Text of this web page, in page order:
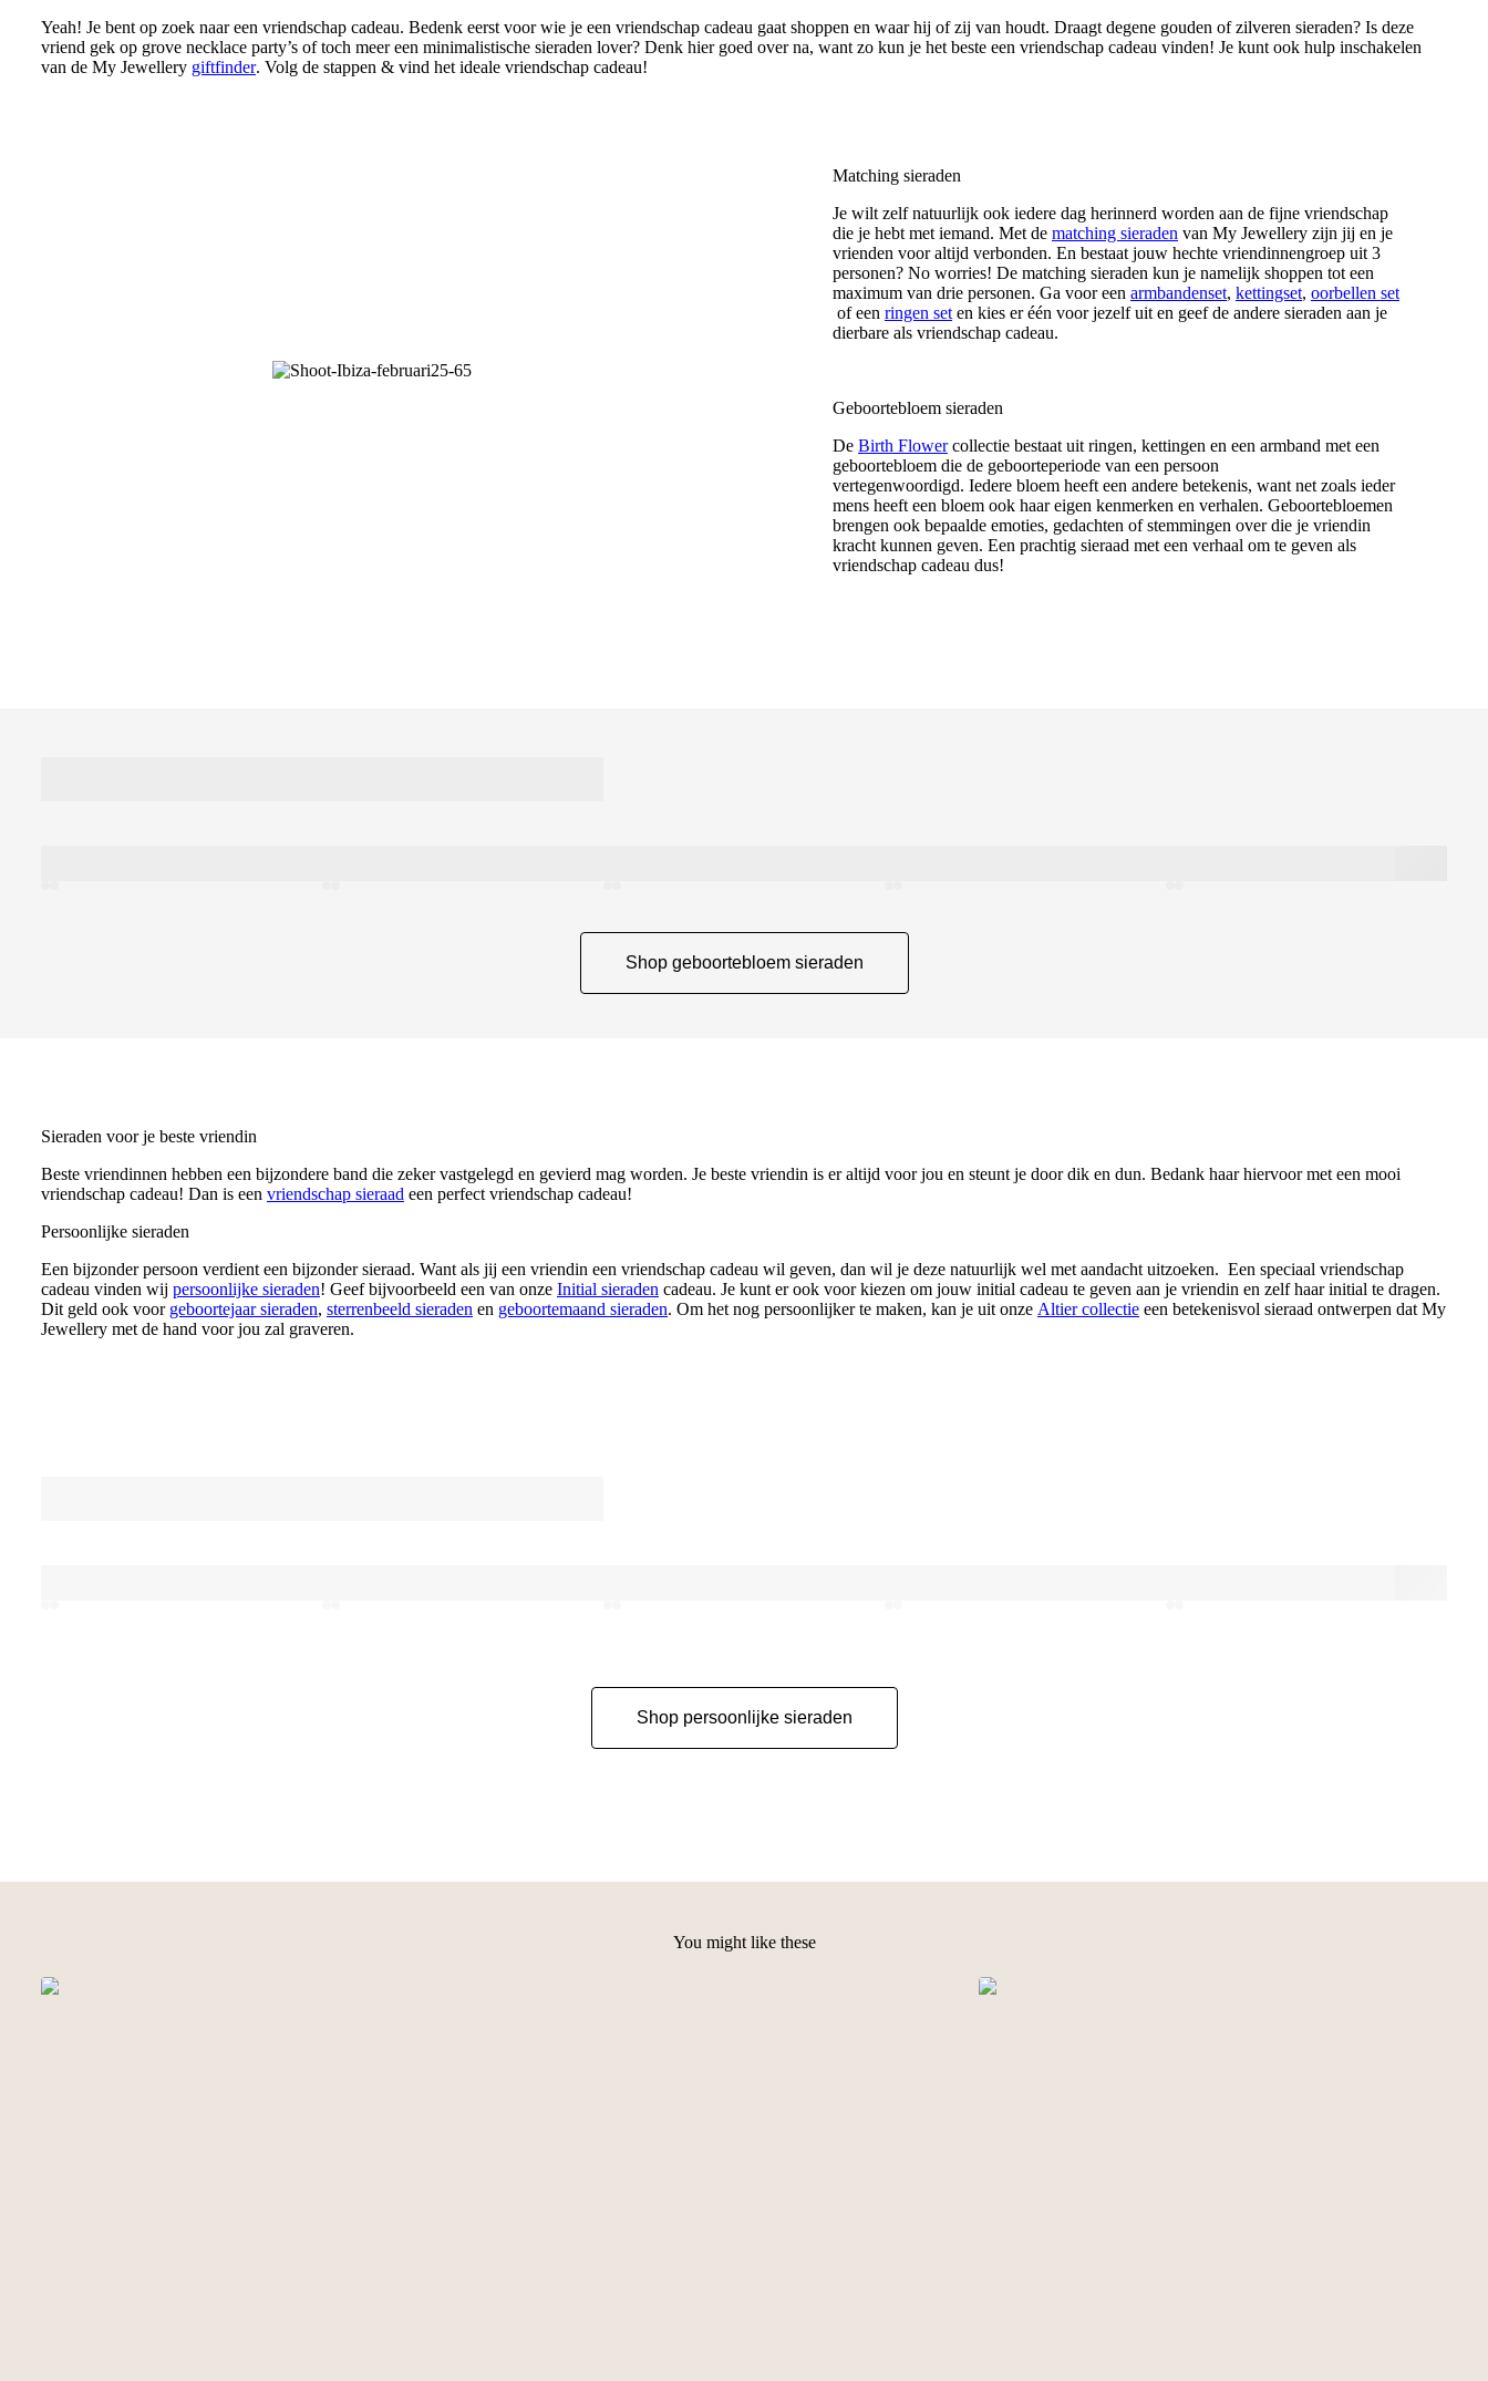
Yeah! Je bent op zoek naar een vriendschap cadeau. Bedenk eerst voor wie je een vriendschap cadeau gaat shoppen en waar hij of zij van houdt. Draagt degene gouden of zilveren sieraden? Is deze
vriend gek op grove necklace party’s of toch meer een minimalistische sieraden lover? Denk hier goed over na, want zo kun je het beste een vriendschap cadeau vinden! Je kunt ook hulp inschakelen
van de My Jewellery giftfinder. Volg de stappen & vind het ideale vriendschap cadeau!
Matching sieraden
Je wilt zelf natuurlijk ook iedere dag herinnerd worden aan de fijne vriendschap
die je hebt met iemand. Met de matching sieraden van My Jewellery zijn jij en je
vrienden voor altijd verbonden. En bestaat jouw hechte vriendinnengroep uit 3
personen? No worries! De matching sieraden kun je namelijk shoppen tot een
maximum van drie personen. Ga voor een armbandenset, kettingset, oorbellen set
of een ringen set en kies er één voor jezelf uit en geef de andere sieraden aan je
dierbare als vriendschap cadeau.
Geboortebloem sieraden
De Birth Flowercollectie bestaat uit ringen, kettingen en een armband met een
geboortebloem die de geboorteperiode van een persoon
vertegenwoordigd. Iedere bloem heeft een andere betekenis, want net zoals ieder
mens heeft een bloem ook haar eigen kenmerken en verhalen. Geboortebloemen
brengen ook bepaalde emoties, gedachten of stemmingen over die je vriendin
kracht kunnen geven. Een prachtig sieraad met een verhaal om te geven als
vriendschap cadeau dus!
Shop geboortebloem sieraden
Sieraden voor je beste vriendin
Beste vriendinnen hebben een bijzondere band die zeker vastgelegd en gevierd mag worden. Je beste vriendin is er altijd voor jou en steunt je door dik en dun. Bedank haar hiervoor met een mooi
vriendschap cadeau! Dan is een vriendschap sieraad een perfect vriendschap cadeau!
Persoonlijke sieraden
Een bijzonder persoon verdient een bijzonder sieraad. Want als jij een vriendin een vriendschap cadeau wil geven, dan wil je deze natuurlijk wel met aandacht uitzoeken. Een speciaal vriendschap
cadeau vinden wij persoonlijke sieraden! Geef bijvoorbeeld een van onze Initial sieraden cadeau. Je kunt er ook voor kiezen om jouw initial cadeau te geven aan je vriendin en zelf haar initial te dragen.
Dit geld ook voor geboortejaar sieraden, sterrenbeeld sieraden en geboortemaand sieraden. Om het nog persoonlijker te maken, kan je uit onze Altier collectie een betekenisvol sieraad ontwerpen dat My
Jewellery met de hand voor jou zal graveren.
Shop persoonlijke sieraden
You might like these